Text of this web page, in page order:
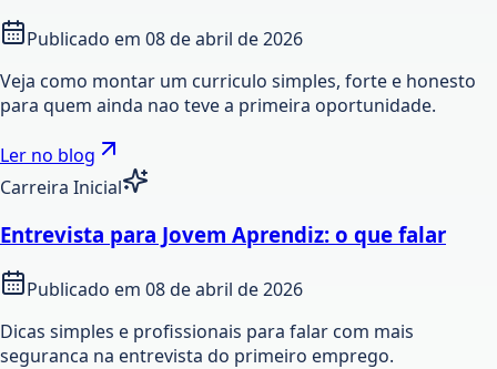
Publicado em 08 de abril de 2026
Veja como montar um curriculo simples, forte e honesto
para quem ainda nao teve a primeira oportunidade.
Ler no blog
Carreira Inicial
Entrevista para Jovem Aprendiz: o que falar
Publicado em 08 de abril de 2026
Dicas simples e profissionais para falar com mais
seguranca na entrevista do primeiro emprego.